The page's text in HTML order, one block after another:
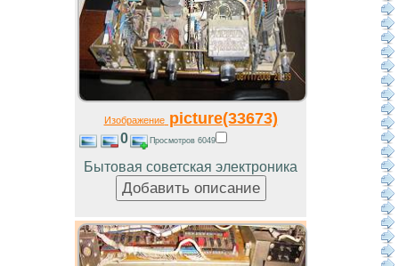
Изображениеpicture(33673)
0 Просмотров 6049
Бытовая советская электроника